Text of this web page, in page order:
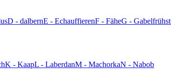
D - dalbernE - EchauffierenF - FäheG -
K - KaapL - LaberdanM - MachorkaN - Nabob